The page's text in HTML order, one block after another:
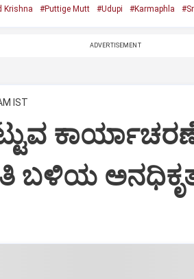
Krishna #Puttige Mutt #Udupi #Karmaphla
ADVERTISEMENT
IST
ಬಳಿಯ